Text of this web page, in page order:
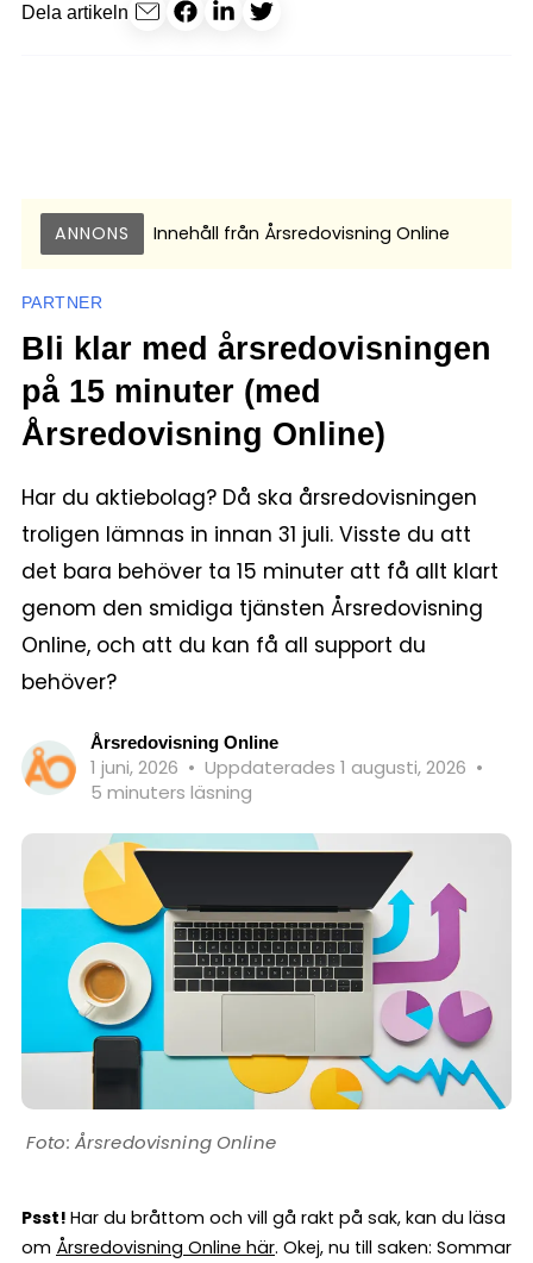
Dela artikeln
ANNONS Innehåll från Årsredovisning Online
PARTNER
Bli klar med årsredovisningen
på 15 minuter (med
Årsredovisning Online)
Har du aktiebolag? Då ska årsredovisningen
troligen lämnas in innan 31 juli. Visste du att
det bara behöver ta 15 minuter att få allt klart
genom den smidiga tjänsten Årsredovisning
Online, och att du kan få all support du
behöver?
Årsredovisning Online
1 juni, 2026 • Uppdaterades 1 augusti, 2026 •
5 minuters läsning
Årsredovisning Online
Psst! Har du bråttom och vill gå rakt på sak, kan du läsa
om Årsredovisning Online här. Okej, nu till saken: Sommar